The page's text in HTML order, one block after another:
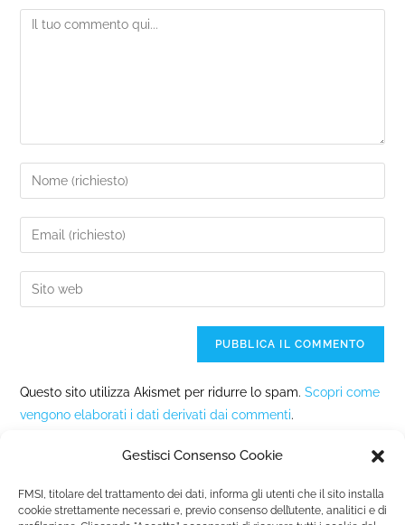
Gestisci Consenso Cookie
FMSI, titolare del trattamento dei dati, informa gli utenti che il sito installa
cookie strettamente necessari e, previo consenso dell’utente, analitici e di
Questo sito utilizza Akismet per ridurre lo spam.Scopri come
vengono elaborati i dati derivati dai commenti.